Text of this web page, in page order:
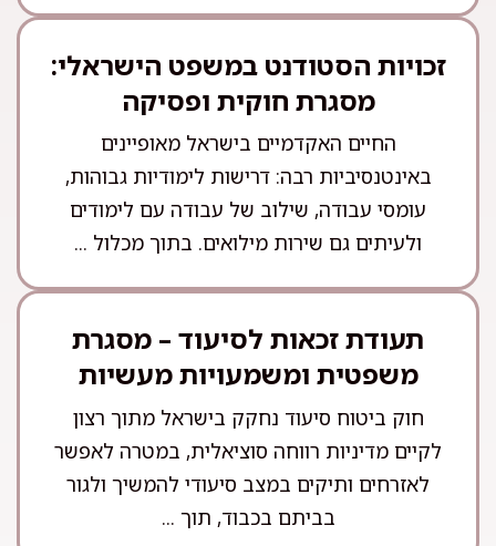
זכויות הסטודנט במשפט הישראלי:
מסגרת חוקית ופסיקה
החיים האקדמיים בישראל מאופיינים
באינטנסיביות רבה: דרישות לימודיות גבוהות,
עומסי עבודה, שילוב של עבודה עם לימודים
ולעיתים גם שירות מילואים. בתוך מכלול ...
תעודת זכאות לסיעוד – מסגרת
משפטית ומשמעויות מעשיות
חוק ביטוח סיעוד נחקק בישראל מתוך רצון
לקיים מדיניות רווחה סוציאלית, במטרה לאפשר
לאזרחים ותיקים במצב סיעודי להמשיך ולגור
בביתם בכבוד, תוך ...